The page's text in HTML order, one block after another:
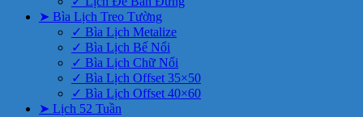
➤ Bìa Lịch Treo Tường
✓ Bìa Lịch Metalize
✓ Bìa Lịch Bế Nổi
✓ Bìa Lịch Chữ Nổi
✓ Bìa Lịch Offset 35×50
✓ Bìa Lịch Offset 40×60
➤ Lịch 52 Tuần